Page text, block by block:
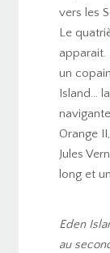
vers les
Le
apparait.
un
Island…
Orange
Jules
long et
Eden
au